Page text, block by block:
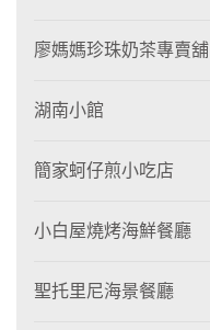
廖媽媽珍珠奶茶專賣舖
湖南小館
簡家蚵仔煎小吃店
小白屋燒烤海鮮餐廳
聖托里尼海景餐廳